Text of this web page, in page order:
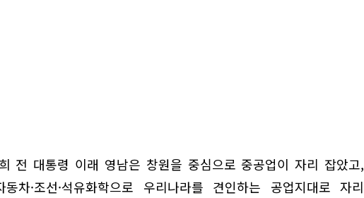
전 대통령 이래 영남은 창원을 중심으로 중공업이 자리 잡았고,
차·조선·석유화학으로 우리나라를 견인하는 공업지대로 자리